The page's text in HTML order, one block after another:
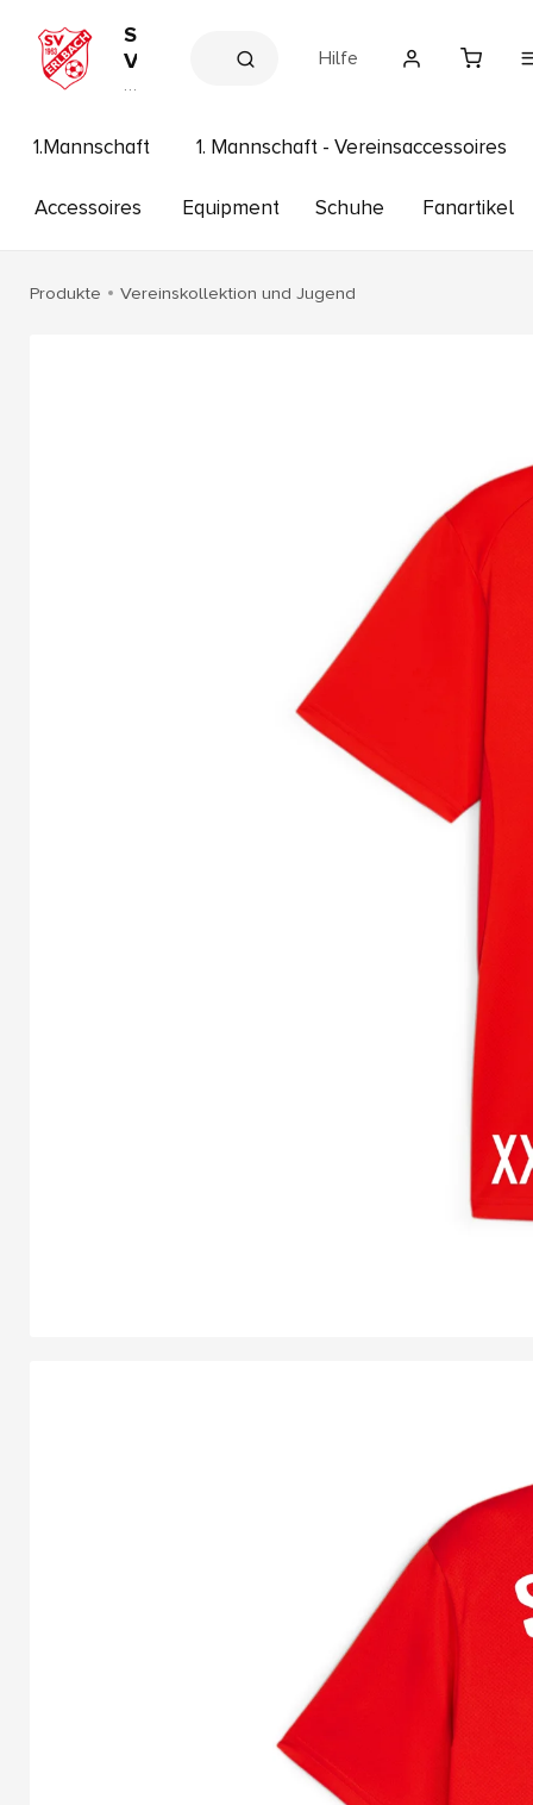
S
V
E
l
c
9
e
s
Hilfe
1.Mannschaft 1. Mannschaft - Vereinsaccessoires
Accessoires Equipment Schuhe Fanartikel
Produkte Vereinskollektion und Jugend